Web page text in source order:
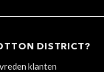
DISTRICT?
klanten